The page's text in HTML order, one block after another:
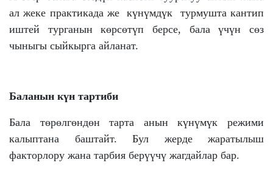
ал жеке практикада же күнүмдүк турмушта кантип
иштей турганын көрсөтүп берсе, бала үчүн сөз
чыныгы сыйкырга айланат.
Баланын күн тартиби
Бала төрөлгөндөн тарта анын күнүмүк режими
калыптана баштайт. Бул жерде жаратылыш
факторлору жана тарбия берүүчү жагдайлар бар.